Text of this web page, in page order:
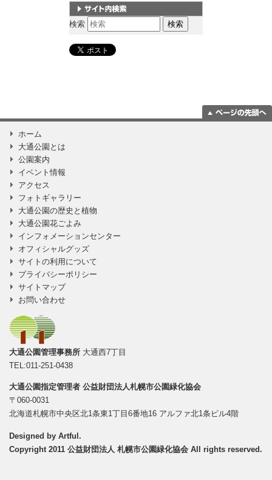
サイト内検索
検索
ホーム
大通公園とは
公園案内
イベント情報
アクセス
フォトギャラリー
大通公園の歴史と植物
大通公園花ごよみ
インフォメーションセンター
オフィシャルグッズ
サイトの利用について
プライバシーポリシー
サイトマップ
お問い合わせ
大通公園管理事務所 大通西7丁目
TEL:011-251-0438
大通公園指定管理者 公益財団法人札幌市公園緑化協会
〒060-0031
北海道札幌市中央区北1条東1丁目6番地16 アルファ北1条ビル4階
Designed by Artful .
Copyright 2011 公益財団法人 札幌市公園緑化協会 All rights reserved.